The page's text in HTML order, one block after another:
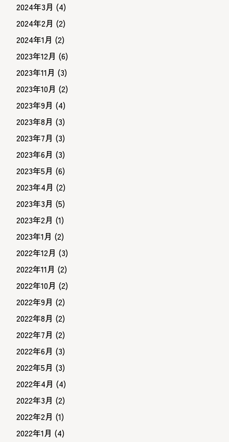
2024年3月 (4)
2024年2月 (2)
2024年1月 (2)
2023年12月 (6)
2023年11月 (3)
2023年10月 (2)
2023年9月 (4)
2023年8月 (3)
2023年7月 (3)
2023年6月 (3)
2023年5月 (6)
2023年4月 (2)
2023年3月 (5)
2023年2月 (1)
2023年1月 (2)
2022年12月 (3)
2022年11月 (2)
2022年10月 (2)
2022年9月 (2)
2022年8月 (2)
2022年7月 (2)
2022年6月 (3)
2022年5月 (3)
2022年4月 (4)
2022年3月 (2)
2022年2月 (1)
2022年1月 (4)